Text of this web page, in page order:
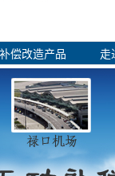
偿改造产品 走